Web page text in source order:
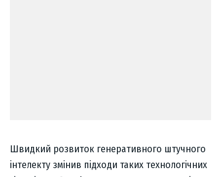
Швидкий розвиток генеративного штучного
інтелекту змінив підходи таких технологічних